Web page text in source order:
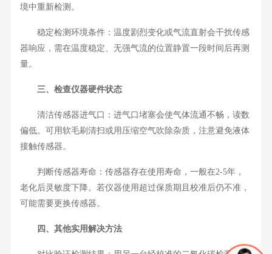
境中重新检测。
稳定检测环境条件：温度剧烈变化或气流直射会干扰传感
器响应，需在温度稳定、无强气流的位置静置一段时间后再测
量。
三、检查仪器硬件状态
清洁传感器进气口：进气口堵塞会使气体流通不畅，读数
偏低。可用软毛刷清扫或用压缩空气吹除杂质，注意避免液体
接触传感器。
判断传感器寿命：传感器存在使用寿命，一般在2-5年，
老化后灵敏度下降。若仪器使用超过保质期且校准后仍不准，
可能需要更换传感器。
四、其他实用解决方法